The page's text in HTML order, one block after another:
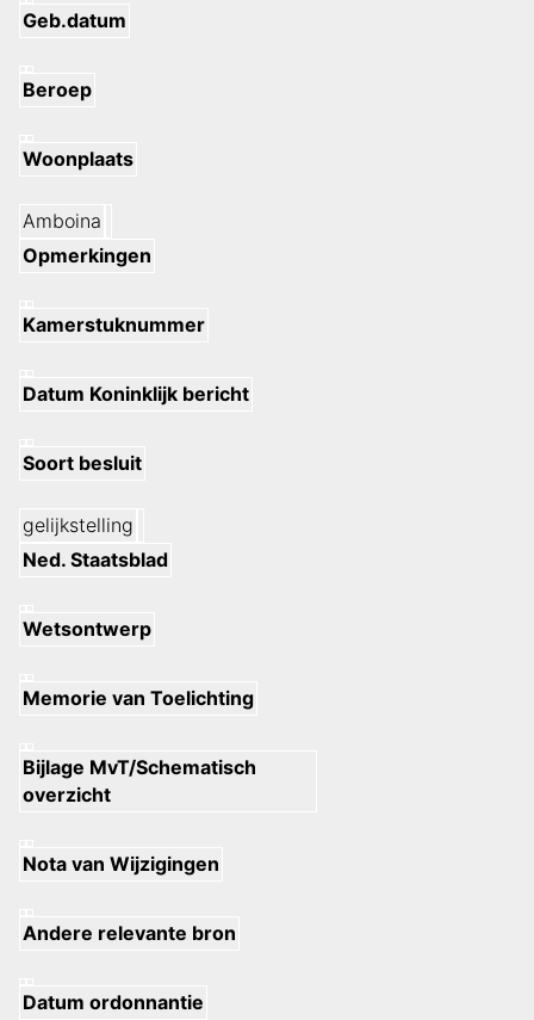
Geb.datum
Beroep
Woonplaats
Amboina
Opmerkingen
Kamerstuknummer
Datum Koninklijk bericht
Soort besluit
gelijkstelling
Ned. Staatsblad
Wetsontwerp
Memorie van Toelichting
Bijlage MvT/Schematisch
overzicht
Nota van Wijzigingen
Andere relevante bron
Datum ordonnantie